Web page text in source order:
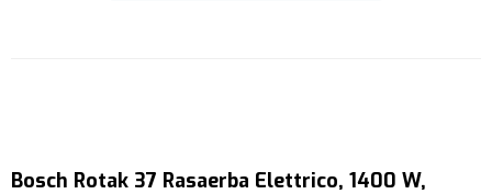
Bosch Rotak 37 Rasaerba Elettrico, 1400 W,